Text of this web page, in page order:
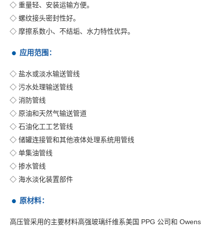
◇ 重量轻、安装运输方便。
◇ 螺纹接头密封性好。
◇ 摩擦系数小、不结垢、水力特性优异。
应用范围：
◇ 盐水或淡水输送管线
◇ 污水处理输送管线
◇ 消防管线
◇ 原油和天然气输送管道
◇ 石油化工工艺管线
◇ 储罐连接管和其他液体处理系统用管线
◇ 单集油管线
◇ 掺水管线
◇ 海水淡化装置部件
原材料：
高压管采用的主要材料高强玻璃纤维系美国 PPG 公司和 Owens